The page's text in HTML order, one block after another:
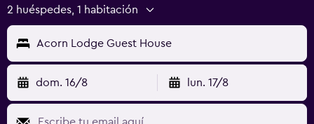
2 huéspedes, 1 habitación
Acorn Lodge Guest House
dom. 16/8 lun. 17/8